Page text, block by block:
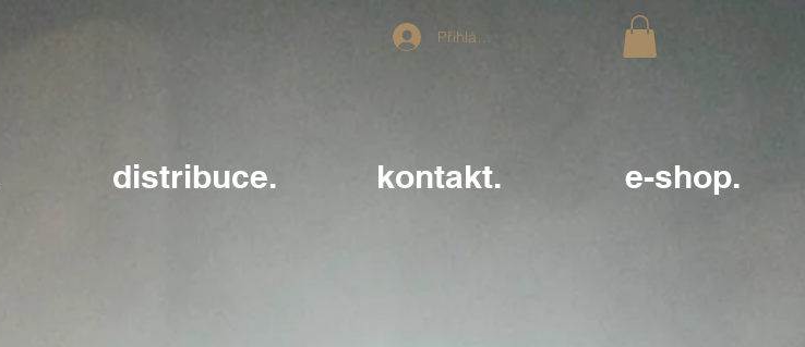
Přihlásit se
distribuce. kontakt. e-shop.